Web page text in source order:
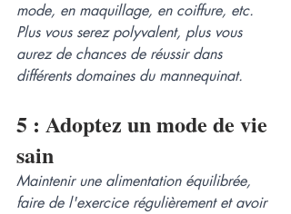
mode, en maquillage, en coiffure, etc.
Plus vous serez polyvalent, plus vous
aurez de chances de réussir dans
différents domaines du mannequinat.
5 : Adoptez un mode de vie
sain
Maintenir une alimentation équilibrée,
faire de l'exercice régulièrement et avoir